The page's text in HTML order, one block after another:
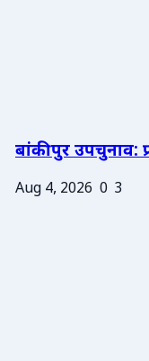
बांकीपुर उपचुनाव:
Aug 4, 2026 0 3